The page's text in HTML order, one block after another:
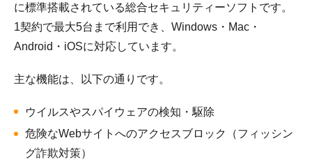
に標準搭載されている総合セキュリティーソフトです。
1契約で最大5台まで利用でき、Windows・Mac・
Android・iOSに対応しています。
主な機能は、以下の通りです。
ウイルスやスパイウェアの検知・駆除
危険なWebサイトへのアクセスブロック（フィッシン
グ詐欺対策）